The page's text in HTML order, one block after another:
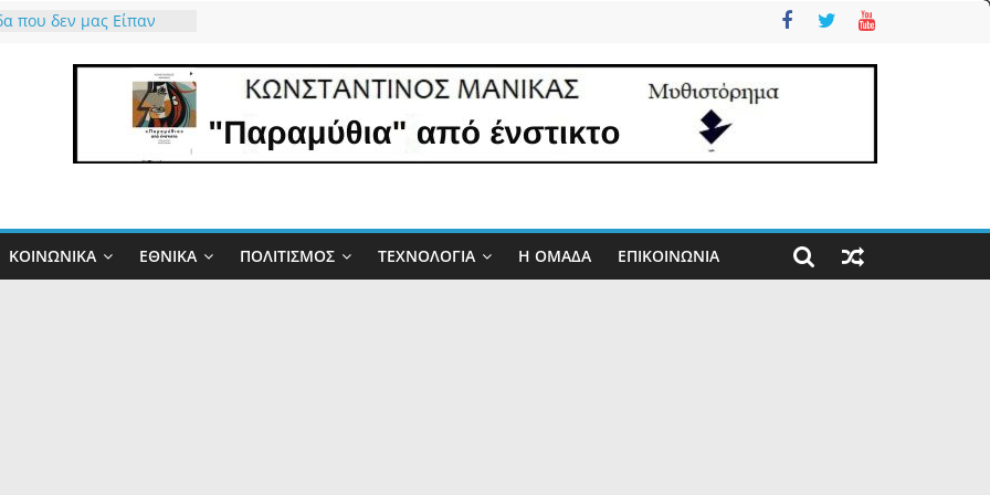
που δεν μας Είπαν
τον Θεό που μας
το δώρο έστω για 34
ΚΟΙΝΩΝΙΚΆ ΕΘΝΙΚΆ ΠΟΛΙΤΙΣΜΌΣ ΤΕΧΝΟΛΟΓΊΑ Η ΟΜΑΔΑ ΕΠΙΚΟΙΝΩΝΊΑ